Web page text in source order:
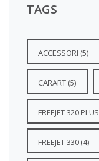
TAGS
ACCESSORI (5)
CARART (5)
FREEJET 320 PLUS
FREEJET 330 (4)